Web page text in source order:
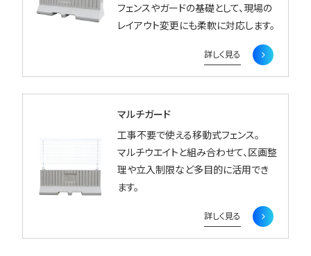
フェンスやガードの基礎として、現場の
レイアウト変更にも柔軟に対応します。
詳しく見る
マルチガード
工事不要で使える移動式フェンス。
マルチウエイトと組み合わせて、区画整
理や立入制限など多目的に活用でき
ます。
詳しく見る